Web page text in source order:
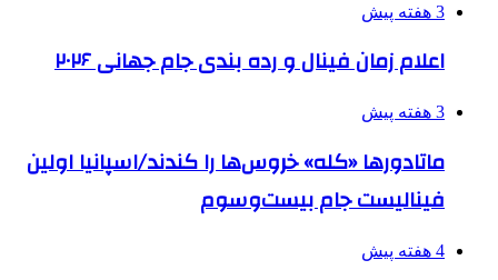
3 هفته پیش
اعلام زمان فینال و رده بندی جام جهانی ۲۰۲۶
3 هفته پیش
ماتادورها «کله» خروس‌ها را کندند/اسپانیا اولین
فینالیست جام بیست‌وسوم
4 هفته پیش